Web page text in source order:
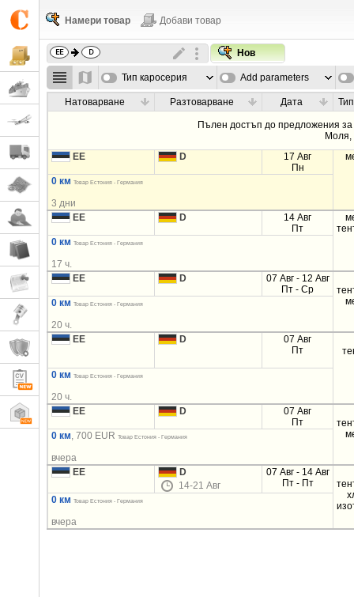
Намери товар Добави товар
Нов
Тип каросерия Add parameters
Натоварване Разтоварване Дата
Пълен достъп до предложения
Моля,
EE
D
17 Авг
Пн
0 км Товар Естония - Германия
3 дни
EE
D
14 Авг
Пт
0 км
Товар Естония - Германия
17 ч.
EE
D
07 Авг - 12 Авг
Пт - Ср
0 км Товар Естония - Германия
20 ч.
EE
D
07 Авг
Пт
0 км Товар Естония - Германия
20 ч.
EE
D
07 Авг
Пт
0 км, 700 EURТовар Естония - Германия
вчера
EE
D
14-21 Авг
07 Авг - 14 Авг
Пт - Пт
0 км Товар Естония - Германия
вчера